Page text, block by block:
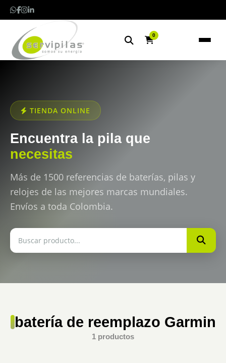
0
TIENDA ONLINE
Encuentra la pila que
necesitas
Más de 1500 referencias de baterías, pilas y
relojes de las mejores marcas mundiales.
Envíos a toda Colombia.
batería de reemplazo Garmin
1 productos